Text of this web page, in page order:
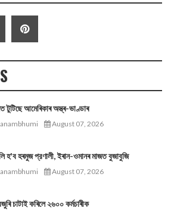
টুটিছে আমেৰিকাৰ অস্ত্ৰ-ভাণ্ডাৰ
August 07, 2026
হ'ব হৰমুজ প্রণালী, ইৰান-ওমানৰ মাজত বুজাবুজি
August 07, 2026
চাটাই কৰিলে ২৬০০ কৰ্মচাৰীক